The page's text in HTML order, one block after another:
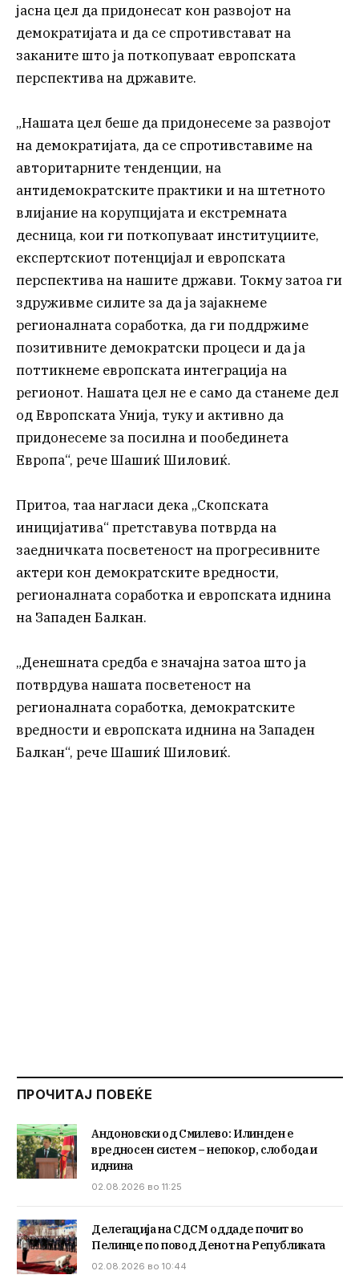
јасна цел да придонесат кон развојот на
демократијата и да се спротивстават на
заканите што ја поткопуваат европската
перспектива на државите.
„Нашата цел беше да придонесеме за развојот
на демократијата, да се спротивставиме на
авторитарните тенденции, на
антидемократските практики и на штетното
влијание на корупцијата и екстремната
десница, кои ги поткопуваат институциите,
експертскиот потенцијал и европската
перспектива на нашите држави. Токму затоа ги
здруживме силите за да ја зајакнеме
регионалната соработка, да ги поддржиме
позитивните демократски процеси и да ја
поттикнеме европската интеграција на
регионот. Нашата цел не е само да станеме дел
од Европската Унија, туку и активно да
придонесеме за посилна и пообединета
Европа“, рече Шашиќ Шиловиќ.
Притоа, таа нагласи дека „Скопската
иницијатива“ претставува потврда на
заедничката посветеност на прогресивните
актери кон демократските вредности,
регионалната соработка и европската иднина
на Западен Балкан.
„Денешната средба е значајна затоа што ја
потврдува нашата посветеност на
регионалната соработка, демократските
вредности и европската иднина на Западен
Балкан“, рече Шашиќ Шиловиќ.
ПРОЧИТАЈ ПОВЕЌЕ
Андоновски од Смилево: Илинден е
вредносен систем – непокор, слобода и
иднина
02.08.2026 во 11:25
Делегација на СДСМ оддаде почит во
Пелинце по повод Денот на Републиката
02.08.2026 во 10:44